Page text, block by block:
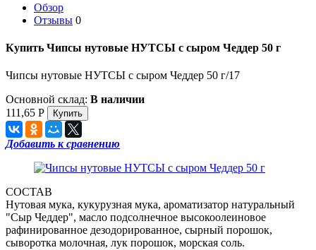
Обзор
Отзывы 0
Купить Чипсы нутовые НУТСЫ с сыром Чеддер 50 г
Чипсы нутовые НУТСЫ с сыром Чеддер 50 г/17
Основной склад: В наличии
111,65 Р
Добавить к сравнению
СОСТАВ
Нутовая мука, кукурузная мука, ароматизатор натуральный
"Сыр Чеддер", масло подсолнечное высокоолеиновое
рафинированное дезодорированное, сырный порошок,
сыворотка молочная, лук порошок, морская соль.